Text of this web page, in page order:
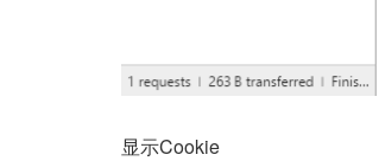
显示Cookie